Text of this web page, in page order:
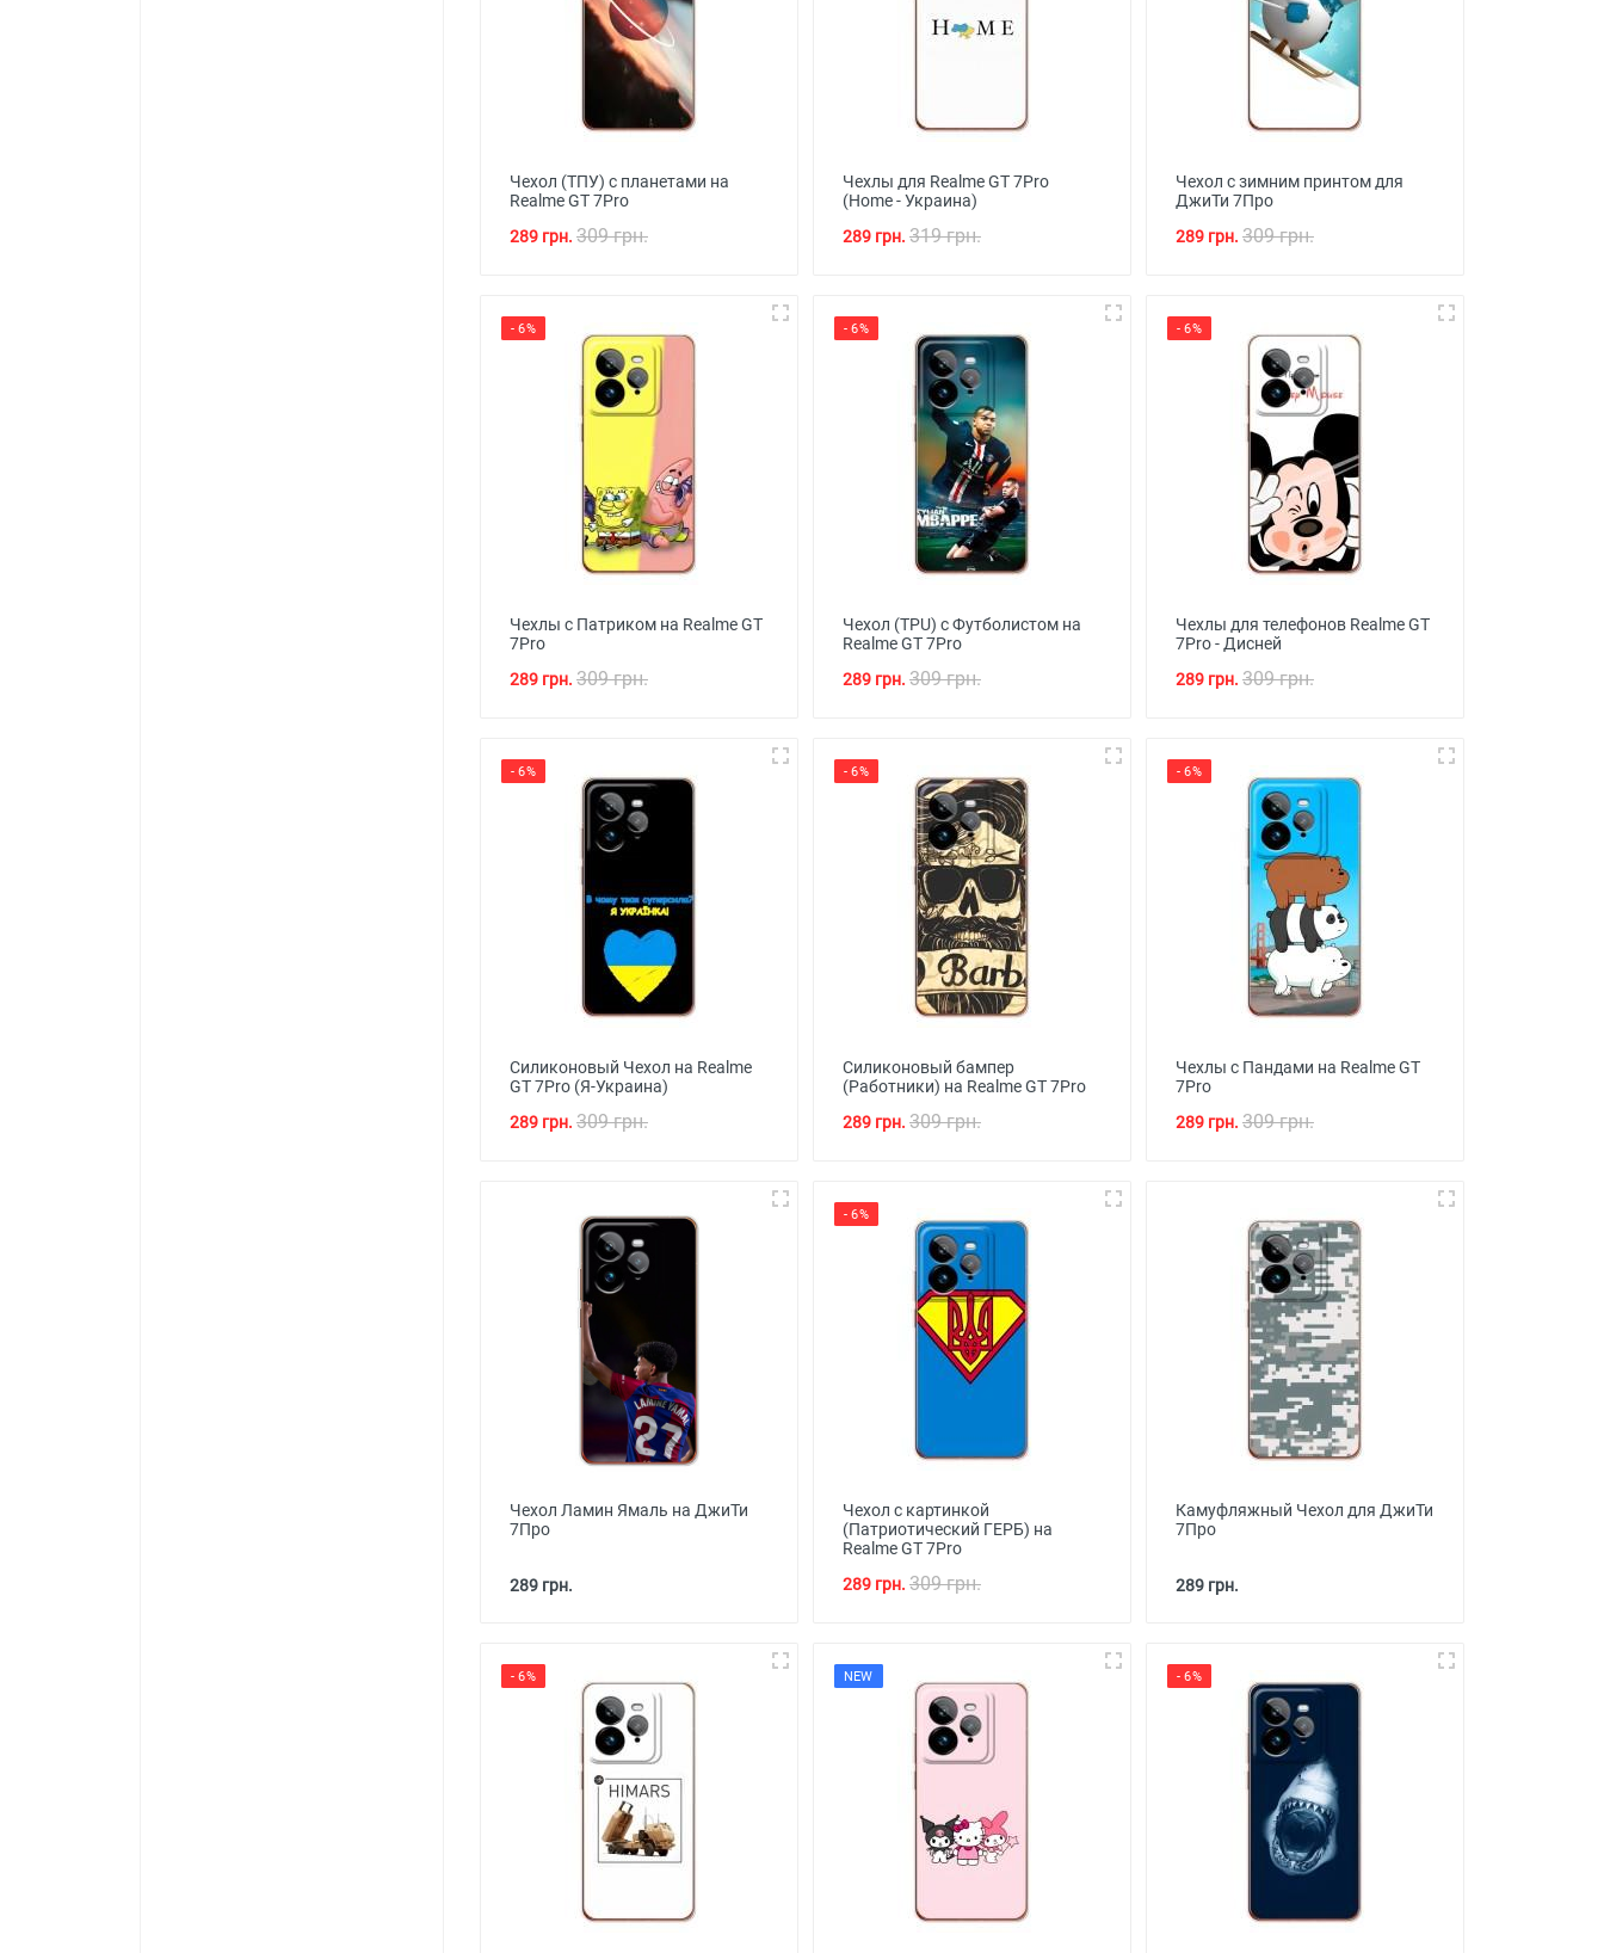
Чехол (ТПУ) с планетами на
Realme GT 7Pro
289 грн. 309 грн.
Чехлы для Realme GT 7Pro
(Home - Украина)
289 грн. 319 грн.
Чехол с зимним принтом для
ДжиТи 7Про
289 грн. 309 грн.
- 6%
Чехлы с Патриком на Realme GT
7Pro
289 грн. 309 грн.
- 6%
Чехол (TPU) с Футболистом на
Realme GT 7Pro
289 грн. 309 грн.
- 6%
Чехлы для телефонов Realme GT
7Pro - Дисней
289 грн. 309 грн.
- 6%
Силиконовый Чехол на Realme
GT 7Pro (Я-Украина)
289 грн. 309 грн.
- 6%
Силиконовый бампер
(Работники) на Realme GT 7Pro
289 грн. 309 грн.
- 6%
Чехлы с Пандами на Realme GT
7Pro
289 грн. 309 грн.
Чехол Ламин Ямаль на ДжиТи
7Про
289 грн.
- 6%
Чехол с картинкой
(Патриотический ГЕРБ) на
Realme GT 7Pro
289 грн. 309 грн.
Камуфляжный Чехол для ДжиТи
7Про
289 грн.
- 6% NEW - 6%